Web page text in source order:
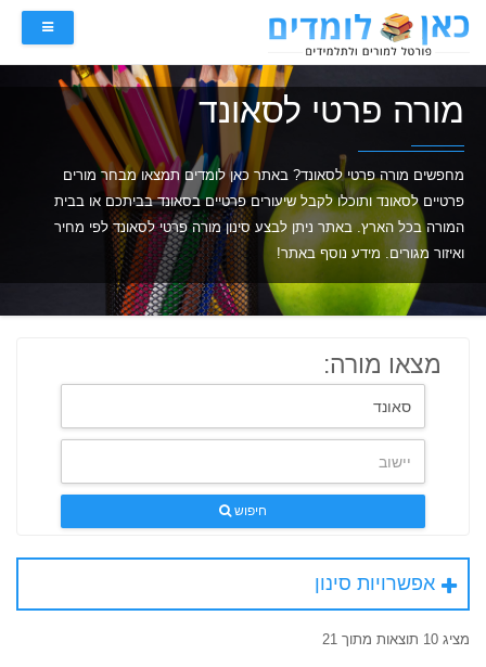
מורה פרטי לסאונד
מחפשים מורה פרטי לסאונד? באתר כאן לומדים תמצאו מבחר מורים
פרטיים לסאונד ותוכלו לקבל שיעורים פרטיים בסאונד בביתכם או בבית
המורה בכל הארץ. באתר ניתן לבצע סינון מורה פרטי לסאונד לפי מחיר
ואיזור מגורים. מידע נוסף באתר!
מצאו מורה:
חיפוש
אפשרויות סינון
מציג 10 תוצאות מתוך 21